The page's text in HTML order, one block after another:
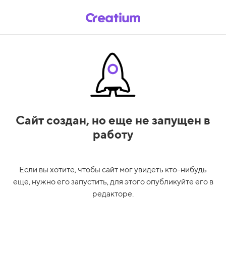
Сайт создан, но еще не запущен в
работу
Если вы хотите, чтобы сайт мог увидеть кто-нибудь
еще, нужно его запустить, для этого опубликуйте его в
редакторе.